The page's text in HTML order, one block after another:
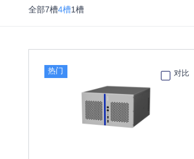
全部7槽4槽1槽
热门 对比